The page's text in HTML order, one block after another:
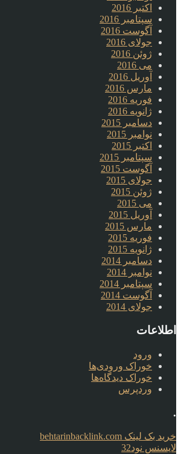
اکتبر 2016
سپتامبر 2016
آگوست 2016
جولای 2016
ژوئن 2016
می 2016
آوریل 2016
مارس 2016
فوریه 2016
ژانویه 2016
دسامبر 2015
نوامبر 2015
اکتبر 2015
سپتامبر 2015
آگوست 2015
جولای 2015
ژوئن 2015
می 2015
آوریل 2015
مارس 2015
فوریه 2015
ژانویه 2015
دسامبر 2014
نوامبر 2014
سپتامبر 2014
آگوست 2014
جولای 2014
اطلاعات
ورود
خوراک ورودی‌ها
خوراک دیدگاه‌ها
وردپرس
.
خرید بک لینک behtarinbacklink.com
لایسنس نود32